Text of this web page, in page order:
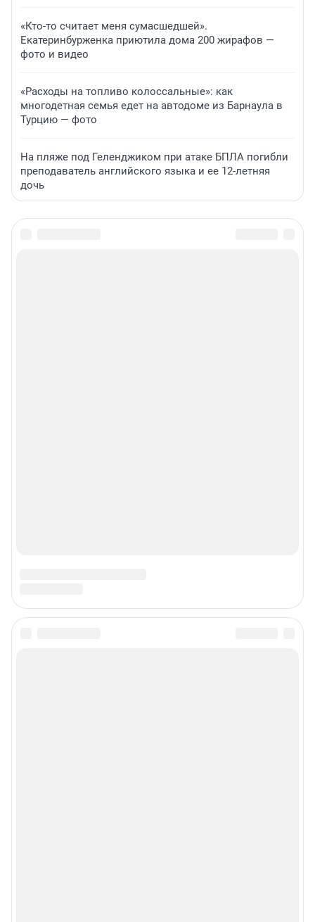
«Кто-то считает меня сумасшедшей».
Екатеринбурженка приютила дома 200 жирафов —
фото и видео
«Расходы на топливо колоссальные»: как
многодетная семья едет на автодоме из Барнаула в
Турцию — фото
На пляже под Геленджиком при атаке БПЛА погибли
преподаватель английского языка и ее 12-летняя
дочь